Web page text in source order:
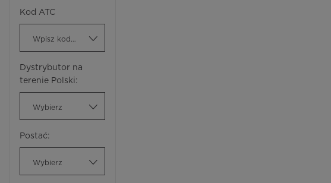
Kod ATC
Dystrybutor na
terenie Polski:
Wybierz
Postać:
Wybierz